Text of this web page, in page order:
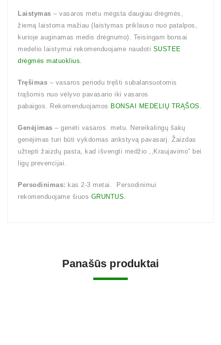
Laistymas – vasaros metu mėgsta daugiau drėgmės,
žiemą laistoma mažiau (laistymas priklauso nuo patalpos,
kurioje auginamas medis drėgnumo). Teisingam bonsai
medelio laistymui rekomenduojame naudoti SUSTEE
drėgmės matuoklius.
Tręšimas – vasaros periodu tręšti subalansuotomis
trąšomis nuo vėlyvo pavasario iki vasaros
pabaigos. Rekomenduojamos BONSAI MEDELIŲ TRĄŠOS.
Genėjimas – genėti vasaros metu. Nereikalingų šakų
genėjimas turi būti vykdomas ankstyvą pavasarį. Žaizdas
užtepti žaizdų pasta, kad išvengti medžio ,,Kraujavimo” bei
ligų prevencijai.
Persodinimas: kas 2-3 metai. Persodinimui
rekomenduojame šiuos GRUNTUS.
Panašūs produktai